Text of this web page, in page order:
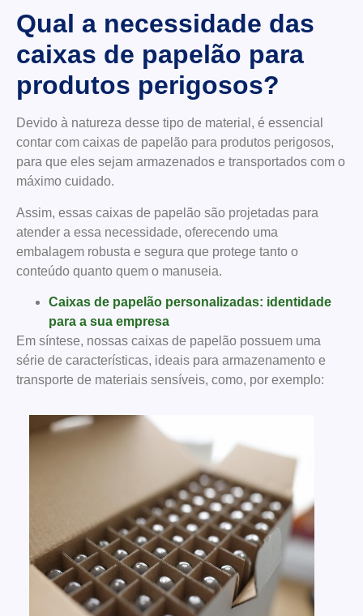
Qual a necessidade das
caixas de papelão para
produtos perigosos?
Devido à natureza desse tipo de material, é essencial
contar com caixas de papelão para produtos perigosos,
para que eles sejam armazenados e transportados com o
máximo cuidado.
Assim, essas caixas de papelão são projetadas para
atender a essa necessidade, oferecendo uma
embalagem robusta e segura que protege tanto o
conteúdo quanto quem o manuseia.
Caixas de papelão personalizadas: identidade
para a sua empresa
Em síntese, nossas caixas de papelão possuem uma
série de características, ideais para armazenamento e
transporte de materiais sensíveis, como, por exemplo: